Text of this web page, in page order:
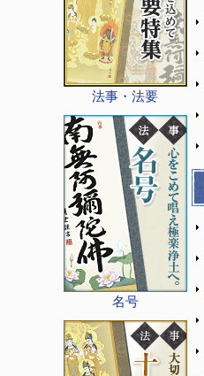
法事・法要
名号